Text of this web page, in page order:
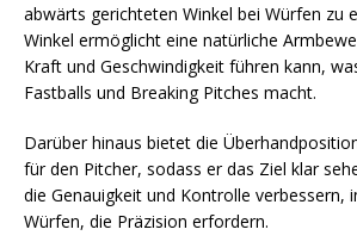
abwärts gerichteten Winkel bei Würfen zu
Winkel ermöglicht eine natürliche
Kraft und Geschwindigkeit führen kann,
Fastballs und Breaking Pitches macht.
Darüber hinaus bietet die
für den Pitcher, sodass er das Ziel klar
die Genauigkeit und Kontrolle verbessern,
Würfen, die Präzision erfordern.